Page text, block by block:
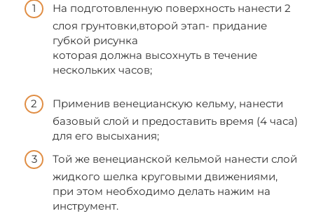
На подготовленную поверхность нанести 2
слоя грунтовки,второй этап- придание
губкой рисунка
которая должна высохнуть в течение
нескольких часов;
Применив венецианскую кельму, нанести
базовый слой и предоставить время (4 часа)
для его высыхания;
Той же венецианской кельмой нанести слой
жидкого шелка круговыми движениями,
при этом необходимо делать нажим на
инструмент.